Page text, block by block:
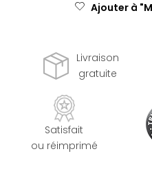
Ajouter à
Livraison
gratuite
Satisfait
ou réimprimé